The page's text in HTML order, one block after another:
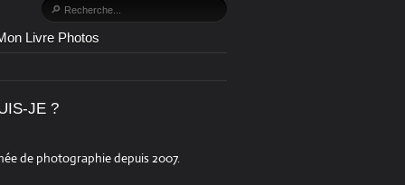
Livre Photos
JE ?
de photographie depuis 2007.